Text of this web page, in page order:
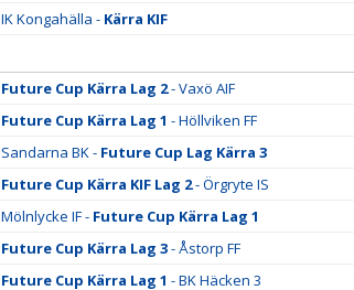
IK Kongahälla - Kärra KIF
Future Cup Kärra Lag 2- Vaxö AIF
Future Cup Kärra Lag 1 - Höllviken FF
Sandarna BK - Future Cup Lag Kärra 3
Future Cup Kärra KIF Lag 2- Örgryte IS
Mölnlycke IF - Future Cup Kärra Lag 1
Future Cup Kärra Lag 3- Åstorp FF
Future Cup Kärra Lag 1 - BK Häcken 3